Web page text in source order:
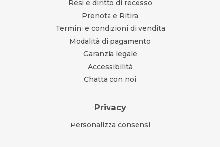
Resi e diritto di recesso
Prenota e Ritira
Termini e condizioni di vendita
Modalità di pagamento
Garanzia legale
Accessibilità
Chatta con noi
Privacy
Personalizza consensi